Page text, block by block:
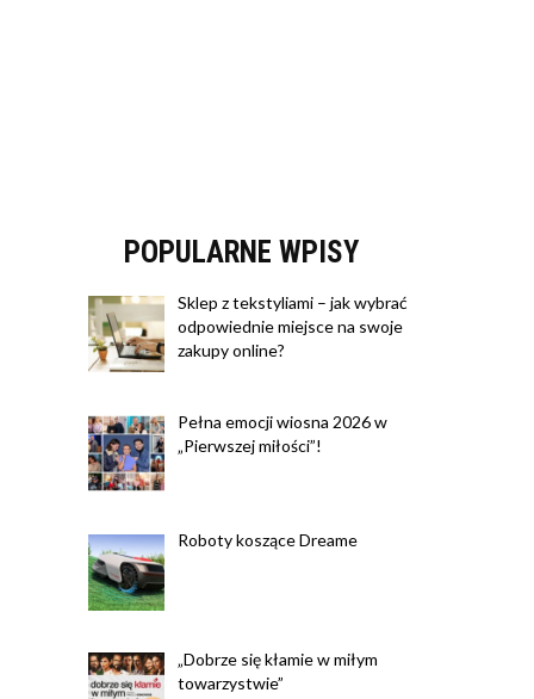
POPULARNE WPISY
Sklep z tekstyliami – jak wybrać
odpowiednie miejsce na swoje
zakupy online?
Pełna emocji wiosna 2026 w
„Pierwszej miłości”!
Roboty koszące Dreame
„Dobrze się kłamie w miłym
towarzystwie”